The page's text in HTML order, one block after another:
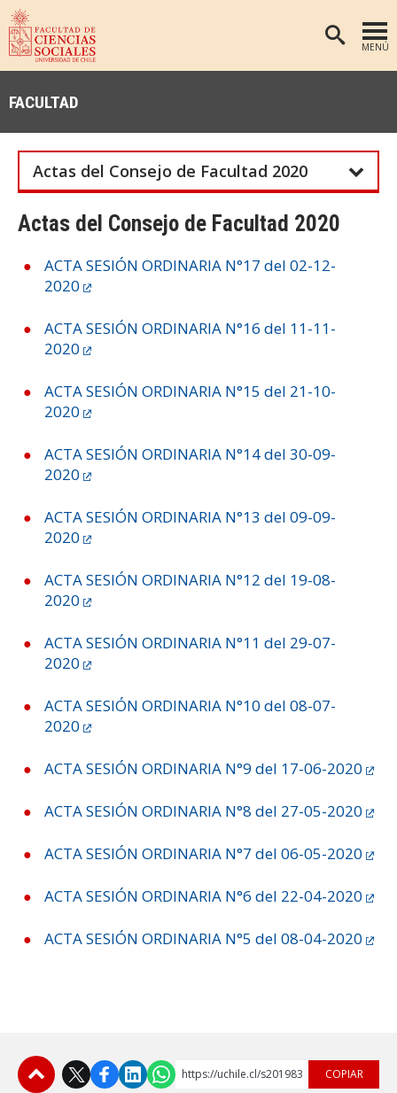
MENÚ
DEPARTAMENTOS
ANTROPOLOGÍA
EDUCACIÓN
PREGRADO
POSTGRADO
FACULTAD
Actas del Consejo de Facultad 2020
Actas del Consejo de Facultad 2020
ACTA SESIÓN ORDINARIA N°17 del 02-12-
2020
ACTA SESIÓN ORDINARIA N°16 del 11-11-
2020
ACTA SESIÓN ORDINARIA N°15 del 21-10-
2020
ACTA SESIÓN ORDINARIA N°14 del 30-09-
2020
ACTA SESIÓN ORDINARIA N°13 del 09-09-
2020
ACTA SESIÓN ORDINARIA N°12 del 19-08-
2020
ACTA SESIÓN ORDINARIA N°11 del 29-07-
2020
ACTA SESIÓN ORDINARIA N°10 del 08-07-
2020
ACTA SESIÓN ORDINARIA N°9 del 17-06-2020
ACTA SESIÓN ORDINARIA N°8 del 27-05-2020
ACTA SESIÓN ORDINARIA N°7 del 06-05-2020
ACTA SESIÓN ORDINARIA N°6 del 22-04-2020
ACTA SESIÓN ORDINARIA N°5 del 08-04-2020
https://uchile.cl/s201983 COPIAR